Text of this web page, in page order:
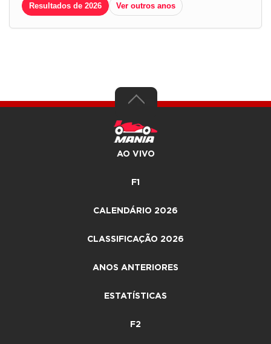
Resultados de 2026 Ver outros anos
AO VIVO
F1
CALENDÁRIO 2026
CLASSIFICAÇÃO 2026
ANOS ANTERIORES
ESTATÍSTICAS
F2